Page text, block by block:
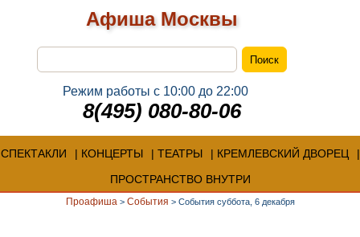
Афиша Москвы
Режим работы с 10:00 до 22:00
8(495) 080-80-06
СПЕКТАКЛИ КОНЦЕРТЫ ТЕАТРЫ
КРЕМЛЕВСКИЙ ДВОРЕЦ
ПРОСТРАНСТВО ВНУТРИ
Проафиша > События > События суббота, 6 декабря